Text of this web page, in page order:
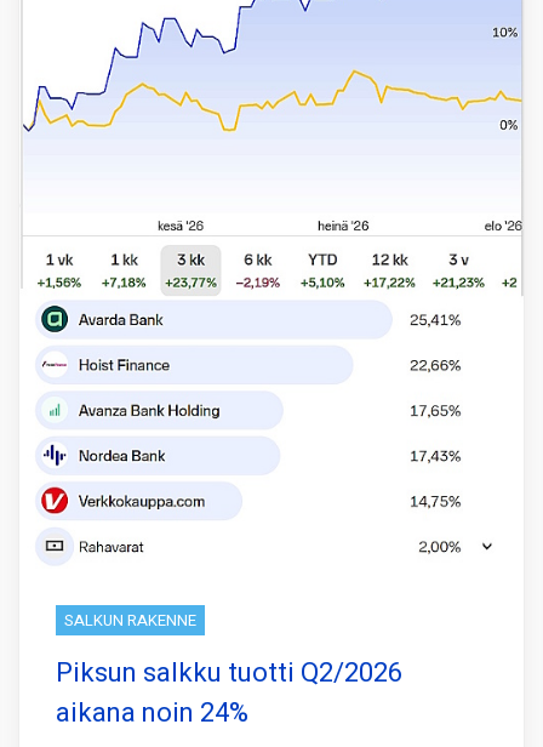
SALKUN RAKENNE
Piksun salkku tuotti Q2/2026
aikana noin 24%